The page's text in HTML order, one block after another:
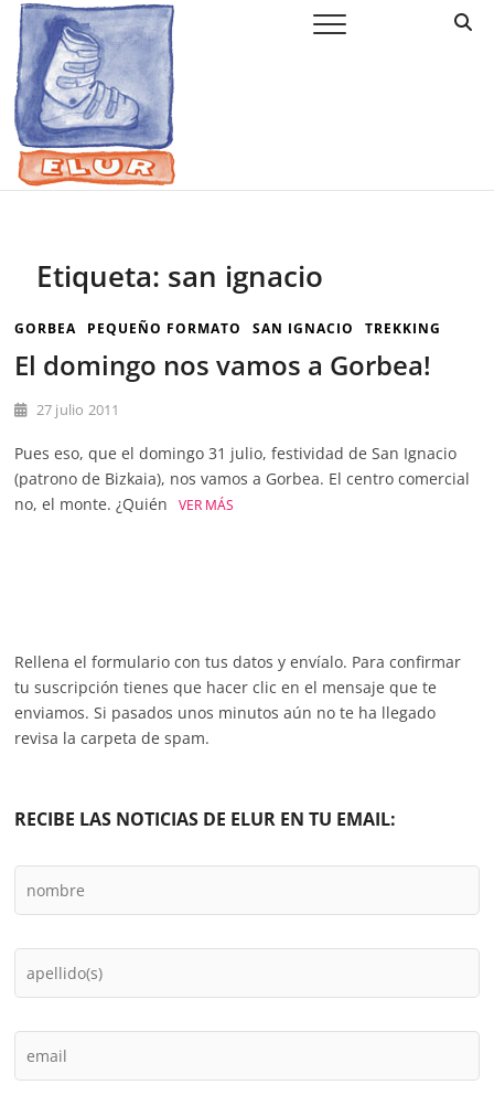
Saltar
contenido
Elur Taldea
EL CLUB DE ESQUÍ DE AMURRIO Y AYALA
Etiqueta: san ignacio
GORBEA PEQUEÑO FORMATO SAN IGNACIO TREKKING
El domingo nos vamos a Gorbea!
27 julio 2011
Pues eso, que el domingo 31 julio, festividad de San Ignacio
(patrono de Bizkaia), nos vamos a Gorbea. El centro comercial
no, el monte. ¿Quién
VER MÁS
Rellena el formulario con tus datos y envíalo. Para confirmar
tu suscripción tienes que hacer clic en el mensaje que te
enviamos. Si pasados unos minutos aún no te ha llegado
revisa la carpeta de spam.
RECIBE LAS NOTICIAS DE ELUR EN TU EMAIL: